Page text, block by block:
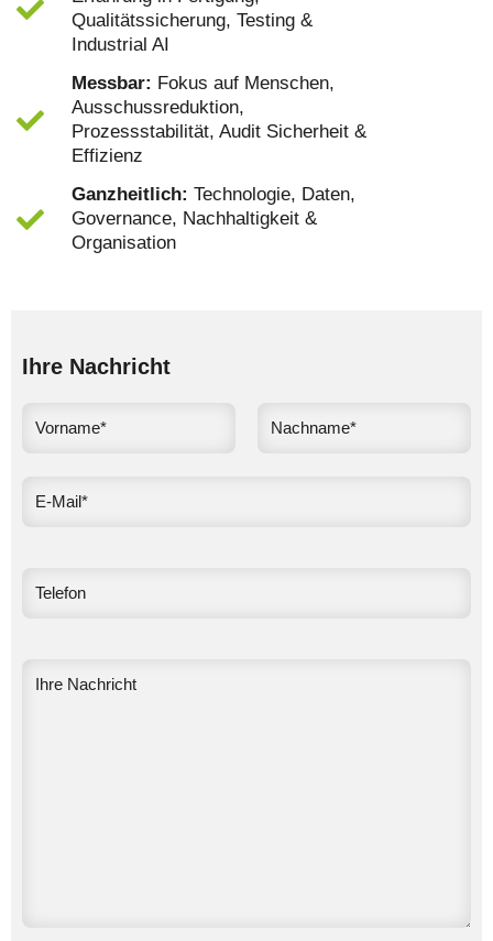
Qualitätssicherung, Testing &
Industrial AI
Messbar: Fokus auf Menschen,
Ausschussreduktion,
Prozessstabilität, Audit Sicherheit &
Effizienz
Ganzheitlich: Technologie, Daten,
Governance, Nachhaltigkeit &
Organisation
Ihre Nachricht